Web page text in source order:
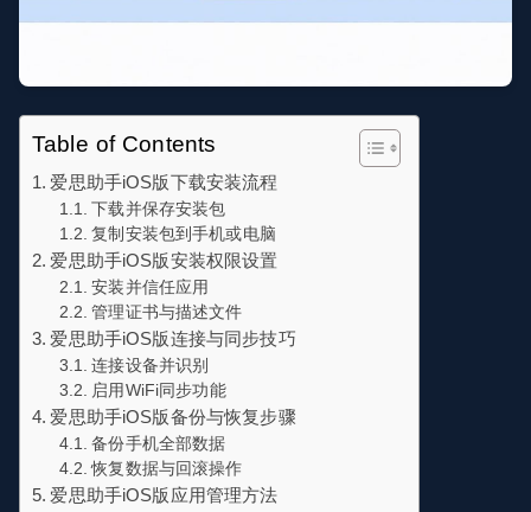
Table of Contents
爱思助手iOS版下载安装流程
下载并保存安装包
复制安装包到手机或电脑
爱思助手iOS版安装权限设置
安装并信任应用
管理证书与描述文件
爱思助手iOS版连接与同步技巧
连接设备并识别
启用WiFi同步功能
爱思助手iOS版备份与恢复步骤
备份手机全部数据
恢复数据与回滚操作
爱思助手iOS版应用管理方法